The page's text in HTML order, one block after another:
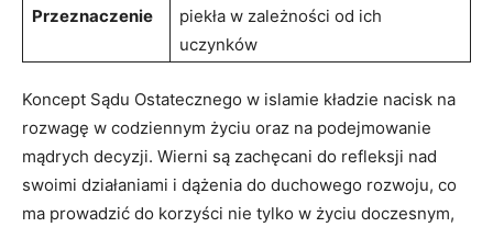
Przeznaczenie
piekła w zależności od ich
uczynków
Koncept Sądu Ostatecznego w islamie kładzie nacisk ​na
rozwagę w codziennym życiu oraz na podejmowanie
mądrych decyzji. Wierni ‍są‌ zachęcani do​ refleksji nad
swoimi działaniami i dążenia do duchowego ⁢rozwoju, co‌
ma prowadzić do korzyści nie‌ tylko w życiu doczesnym,